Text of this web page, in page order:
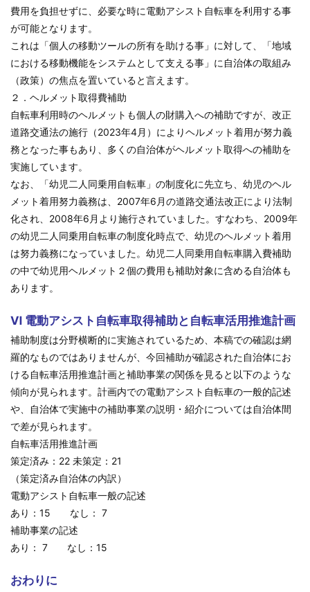
費用を負担せずに、必要な時に電動アシスト自転車を利用する事
が可能となります。
これは「個人の移動ツールの所有を助ける事」に対して、「地域
における移動機能をシステムとして支える事」に自治体の取組み
（政策）の焦点を置いていると言えます。
２．ヘルメット取得費補助
自転車利用時のヘルメットも個人の財購入への補助ですが、改正
道路交通法の施行（2023年4月）によりヘルメット着用が努力義
務となった事もあり、多くの自治体がヘルメット取得への補助を
実施しています。
なお、「幼児二人同乗用自転車」の制度化に先立ち、幼児のヘル
メット着用努力義務は、2007年6月の道路交通法改正により法制
化され、2008年6月より施行されていました。すなわち、2009年
の幼児二人同乗用自転車の制度化時点で、幼児のヘルメット着用
は努力義務になっていました。幼児二人同乗用自転車購入費補助
の中で幼児用ヘルメット２個の費用も補助対象に含める自治体も
あります。
Ⅵ 電動アシスト自転車取得補助と自転車活用推進計画
補助制度は分野横断的に実施されているため、本稿での確認は網
羅的なものではありませんが、今回補助が確認された自治体にお
ける自転車活用推進計画と補助事業の関係を見ると以下のような
傾向が見られます。計画内での電動アシスト自転車の一般的記述
や、自治体で実施中の補助事業の説明・紹介については自治体間
で差が見られます。
自転車活用推進計画
策定済み：22 未策定：21
（策定済み自治体の内訳）
電動アシスト自転車一般の記述
あり：15 なし： 7
補助事業の記述
あり： 7 なし：15
おわりに